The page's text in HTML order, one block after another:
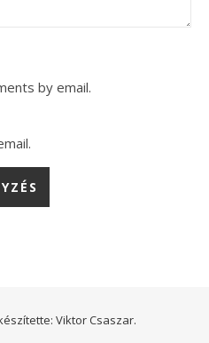
by email.
Viktor Csaszar.